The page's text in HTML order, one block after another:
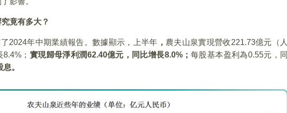
竟有多大？
2024年中期業績報告。數據顯示，上半年 ， 農夫山泉實現營收221.73億元（人
； 實現歸母淨利潤62.40億元，同比增長8.0%； 每股基本盈利為0.55元，同
。